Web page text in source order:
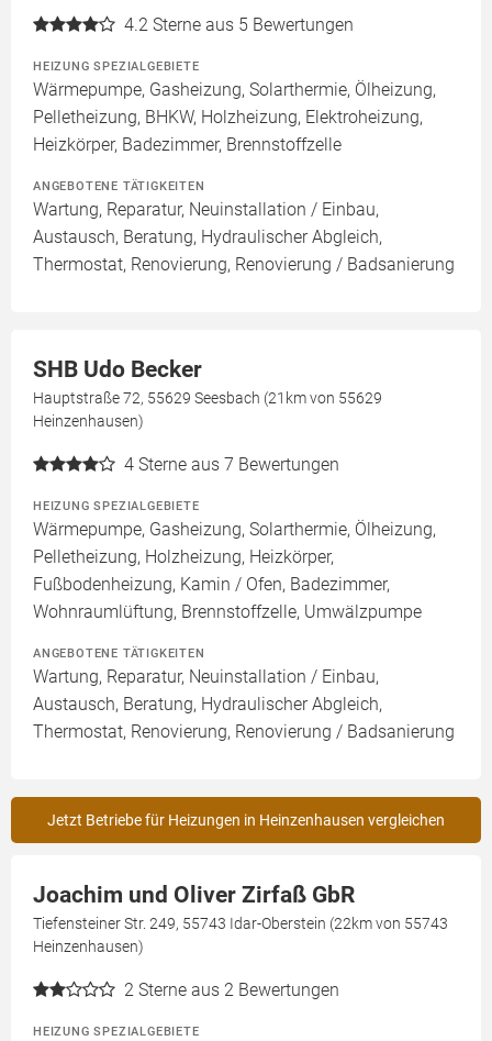
4.2 Sterne aus 5 Bewertungen
HEIZUNG SPEZIALGEBIETE
Wärmepumpe, Gasheizung, Solarthermie, Ölheizung,
Pelletheizung, BHKW, Holzheizung, Elektroheizung,
Heizkörper, Badezimmer, Brennstoffzelle
ANGEBOTENE TÄTIGKEITEN
Wartung, Reparatur, Neuinstallation / Einbau,
Austausch, Beratung, Hydraulischer Abgleich,
Thermostat, Renovierung, Renovierung / Badsanierung
SHB Udo Becker
Hauptstraße 72, 55629 Seesbach (21km von 55629
Heinzenhausen)
4 Sterne aus 7 Bewertungen
HEIZUNG SPEZIALGEBIETE
Wärmepumpe, Gasheizung, Solarthermie, Ölheizung,
Pelletheizung, Holzheizung, Heizkörper,
Fußbodenheizung, Kamin / Ofen, Badezimmer,
Wohnraumlüftung, Brennstoffzelle, Umwälzpumpe
ANGEBOTENE TÄTIGKEITEN
Wartung, Reparatur, Neuinstallation / Einbau,
Austausch, Beratung, Hydraulischer Abgleich,
Thermostat, Renovierung, Renovierung / Badsanierung
Jetzt Betriebe für Heizungen in Heinzenhausen vergleichen
Joachim und Oliver Zirfaß GbR
Tiefensteiner Str. 249, 55743 Idar-Oberstein (22km von 55743
Heinzenhausen)
2 Sterne aus 2 Bewertungen
HEIZUNG SPEZIALGEBIETE